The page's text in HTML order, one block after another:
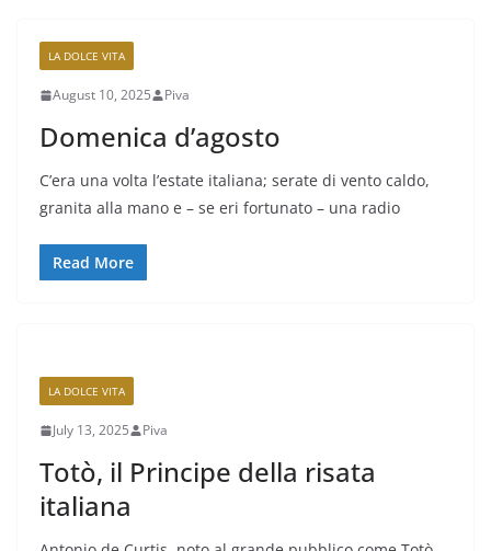
LA DOLCE VITA
August 10, 2025 Piva
Domenica d’agosto
C’era una volta l’estate italiana; serate di vento caldo,
granita alla mano e – se eri fortunato – una radio
Read More
LA DOLCE VITA
July 13, 2025 Piva
Totò, il Principe della risata
italiana